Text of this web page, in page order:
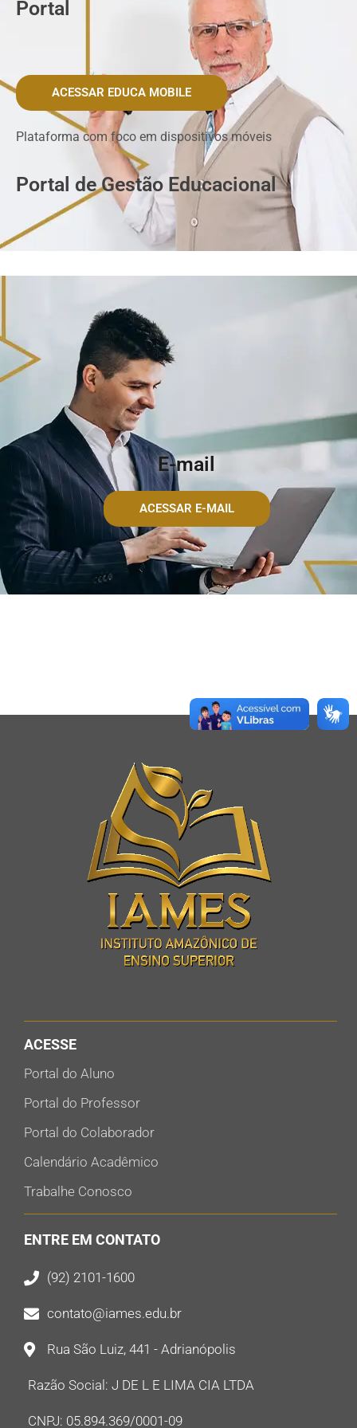
Portal
ACESSAR EDUCA MOBILE
Plataforma com foco em dispositivos móveis
Portal de Gestão Educacional
E-mail
ACESSAR E-MAIL
ACESSE
Portal do Aluno
Portal do Professor
Portal do Colaborador
Calendário Acadêmico
Trabalhe Conosco
ENTRE EM CONTATO
(92) 2101-1600
contato@iames.edu.br
Rua São Luiz, 441 - Adrianópolis
Razão Social: J DE L E LIMA CIA LTDA
CNPJ: 05.894.369/0001-09